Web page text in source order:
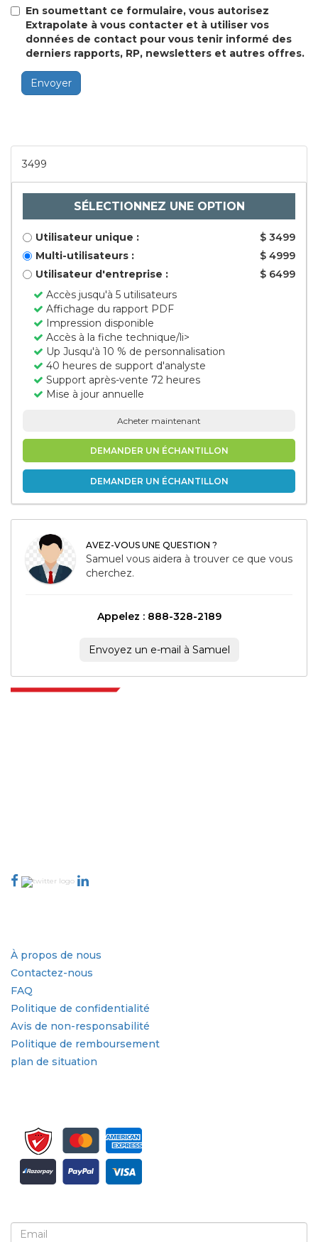
En soumettant ce formulaire, vous autorisez
Extrapolate à vous contacter et à utiliser vos
données de contact pour vous tenir informé des
derniers rapports, RP, newsletters et autres offres.
Envoyer
3499
SÉLECTIONNEZ UNE OPTION
Utilisateur unique :
$ 3499
Multi-utilisateurs :
$ 4999
Utilisateur d'entreprise :
$ 6499
Accès jusqu'à 5 utilisateurs
Affichage du rapport PDF
Impression disponible
Accès à la fiche technique/li>
Up Jusqu'à 10 % de personnalisation
40 heures de support d'analyste
Support après-vente 72 heures
Mise à jour annuelle
Acheter maintenant
DEMANDER UN ÉCHANTILLON
DEMANDER UN ÉCHANTILLON
AVEZ-VOUS UNE QUESTION ?
Samuel vous aidera à trouver ce que vous
cherchez.
Appelez : 888-328-2189
Envoyez un e-mail à Samuel
À propos de nous
Contactez-nous
FAQ
Politique de confidentialité
Avis de non-responsabilité
Politique de remboursement
plan de situation